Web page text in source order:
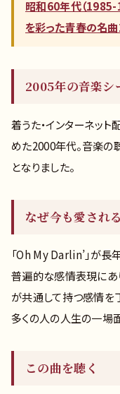
昭和60年代（1985-
を彩った青春の名
2005年の音楽シ
着うた・インターネッ
めた2000年代。音楽の
となりました。
なぜ今も愛され
「Oh My Darlin’」が長
普遍的な感情表現にあ
が共通して持つ感情を
多くの人の人生の一場
この曲を聴く